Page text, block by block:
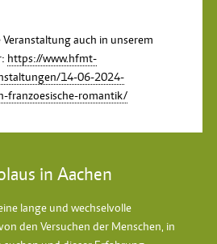
auch in unserem
https://www.hfmt-
14-06-2024-
franzoesische-romantik/
in Aachen
lange und wechselvolle
den Versuchen der Menschen, in